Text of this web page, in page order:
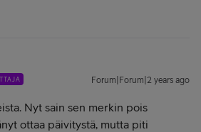
Forum|Forum|2 years ago
Nyt sain sen merkin pois
ottaa päivitystä, mutta piti